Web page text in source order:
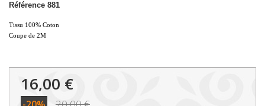
Référence 881
Tissu 100% Coton
Coupe de 2M
16,00 €